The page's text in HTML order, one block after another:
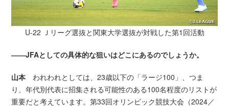
U-22 Ｊリーグ選抜と関東大学選抜が対戦した第1回活動
――JFAとしての具体的な狙いはどこにあるのでしょうか。
山本 われわれとしては、23歳以下の「ラージ100」、つま
り、年代別代表に招集される可能性のある100名程度のリストが
重要だと考えています。第33回オリンピック競技大会（2024／